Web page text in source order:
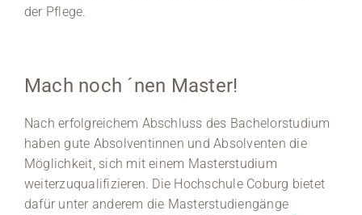
der Pflege.
Mach noch ´nen Master!
Nach erfolgreichem Abschluss des Bachelorstudium
haben gute Absolventinnen und Absolventen die
Möglichkeit, sich mit einem Masterstudium
weiterzuqualifizieren. Die Hochschule Coburg bietet
dafür unter anderem die Masterstudiengänge